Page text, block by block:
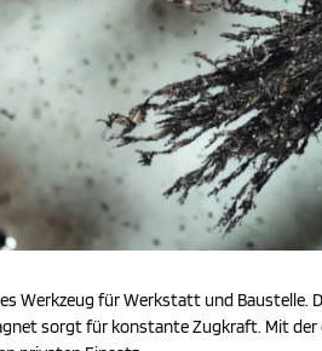
Werkzeug für Werkstatt und Baustelle.
sorgt für konstante Zugkraft. Mit